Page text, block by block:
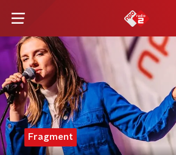
Fragment